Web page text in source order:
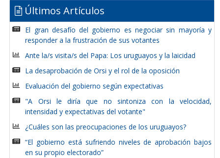
Últimos Artículos
El gran desafío del gobierno es negociar sin mayoría y
responder a la frustración de sus votantes
Ante la/s visita/s del Papa: Los uruguayos y la laicidad
La desaprobación de Orsi y el rol de la oposición
Evaluación del gobierno según expectativas
"A Orsi le diría que no sintoniza con la velocidad,
intensidad y expectativas del votante"
¿Cuáles son las preocupaciones de los uruguayos?
“El gobierno está sufriendo niveles de aprobación bajos
en su propio electorado”